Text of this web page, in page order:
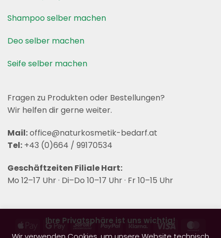
Shampoo selber machen
Deo selber machen
Seife selber machen
Fragen zu Produkten oder Bestellungen?
Wir helfen dir gerne weiter.
Mail:office@naturkosmetik-bedarf.at
Tel: +43 (0)664 / 99170534
Geschäftzeiten Filiale Hart:
Mo 12–17 Uhr · Di–Do 10–17 Uhr · Fr 10–15 Uhr
Apple
GoogleSofort PayPal Klarna Visa
Ihre Privatsphäre ist uns wichtig!